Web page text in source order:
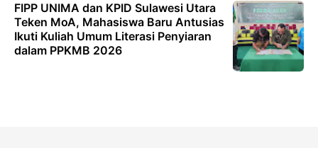
FIPP UNIMA dan KPID Sulawesi Utara
Teken MoA, Mahasiswa Baru Antusias
Ikuti Kuliah Umum Literasi Penyiaran
dalam PPKMB 2026